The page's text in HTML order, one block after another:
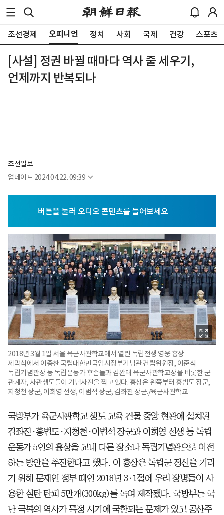
조선경제 오피니언 정치 사회 국제 건강 스포츠
[사설] 정권 바뀔 때마다 역사 줄 세우기,
언제까지 반복되나
조선일보
업데이트 2024.04.22. 09:39
2018년 3월 1일 서울 육군사관학교에서 열린 독립전쟁 영웅 흉상
제막식에서 이종찬 국립대한민국임시정부기념관 건립위원장, 이준식
독립기념관장 등 독립운동가 후손들과 김완태 육군사관학교장을 비롯한 군
관계자, 사관생도들이 기념사진을 찍고 있다. 흉상은 왼쪽부터 홍범도 장군,
지청천 장군, 이회영 선생, 이범석 장군, 김좌진 장군./육군사관학교
국방부가 육군사관학교 생도 교육 건물 중앙 현관에 설치된
김좌진·홍범도·지청천·이범석 장군과 이회영 선생 등 독립
운동가 5인의 흉상을 교내 다른 장소나 독립기념관으로 이전
하는 방안을 추진한다고 했다. 이 흉상은 독립군 정신을 기리
기 위해 문재인 정부 때인 2018년 3·1절에 우리 장병들이 사
용한 실탄 탄피 5만개(300kg)를 녹여 제작됐다. 국방부는 국
난 극복의 역사가 특정 시기에 국한되는 문제가 있고 공산주